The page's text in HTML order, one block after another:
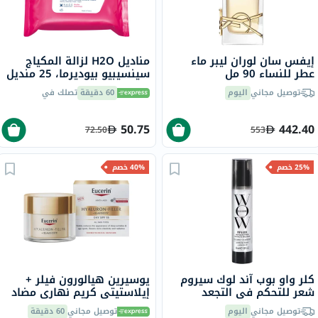
إيفس سان لوران ليبر ماء
عطر للنساء 90 مل
توصيل مجاني اليوم
442.40
553
مناديل H2O لزالة المكياج
سينسيبيو بيوديرما، 25 منديل
60 دقيقة تصلك في
50.75
72.50
25% خصم
كلر واو بوب آند لوك سيروم
شعر للتحكم في التجعد
ولمعان فائق 55 مل
توصيل مجاني اليوم
40% خصم
يوسيرين هيالورون فيلر +
إيلاستيتي كريم نهاري مضاد
للتجاعيد مع عامل حماية من
توصيل مجاني60 دقيقة